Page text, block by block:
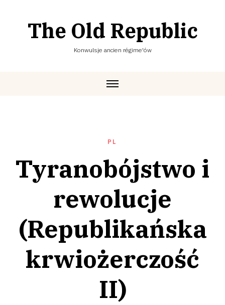
contentThe Old Republic
Konwulsje ancien régime'ów
PL
Tyranobójstwo i
rewolucje
(Republikańska
krwiożerczość
II)